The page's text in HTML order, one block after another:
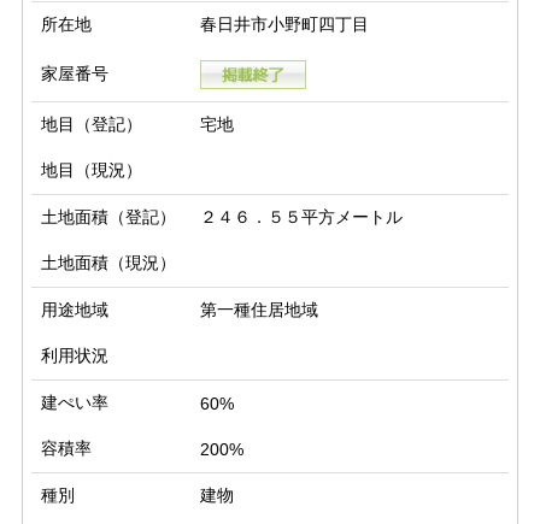
所在地 春日井市小野町四丁目
家屋番号
地目（登記） 宅地
地目（現況）
土地面積（登記） ２４６．５５平方メートル
土地面積（現況）
用途地域 第一種住居地域
利用状況
建ぺい率 60%
容積率 200%
種別 建物